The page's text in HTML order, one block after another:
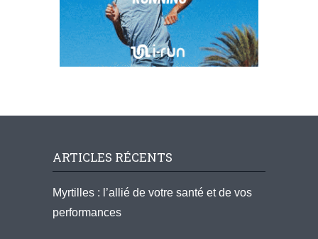
ARTICLES RÉCENTS
Myrtilles : l’allié de votre santé et de vos
performances